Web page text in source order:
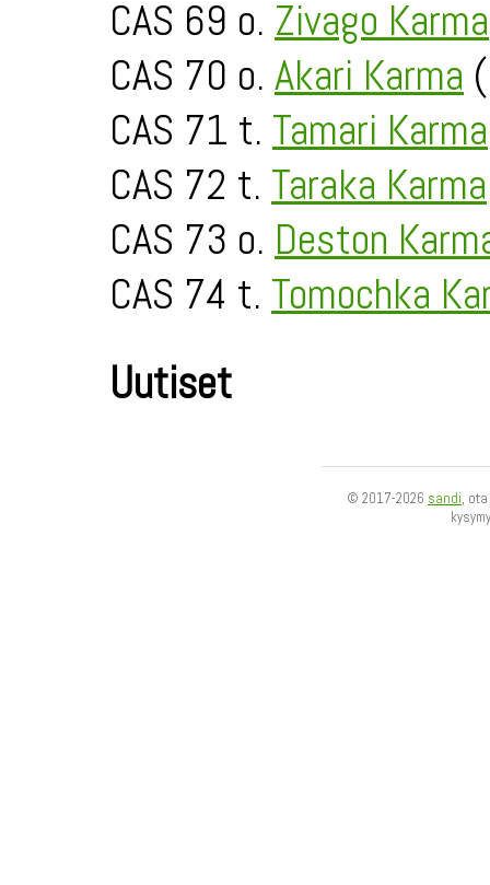
CAS 69 o. Zivago Karma
CAS 70 o. Akari Karma
CAS 71 t. Tamari Karma
CAS 72 t. Taraka Karma
CAS 73 o. Deston
CAS 74 t. Tomochka
Uutiset
© 2017-2026 sandi,